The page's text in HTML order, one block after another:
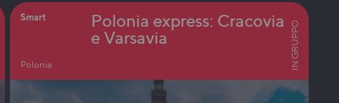
Smart
Polonia
Polonia express: Cracovia
e Varsavia
IN GRUPPO